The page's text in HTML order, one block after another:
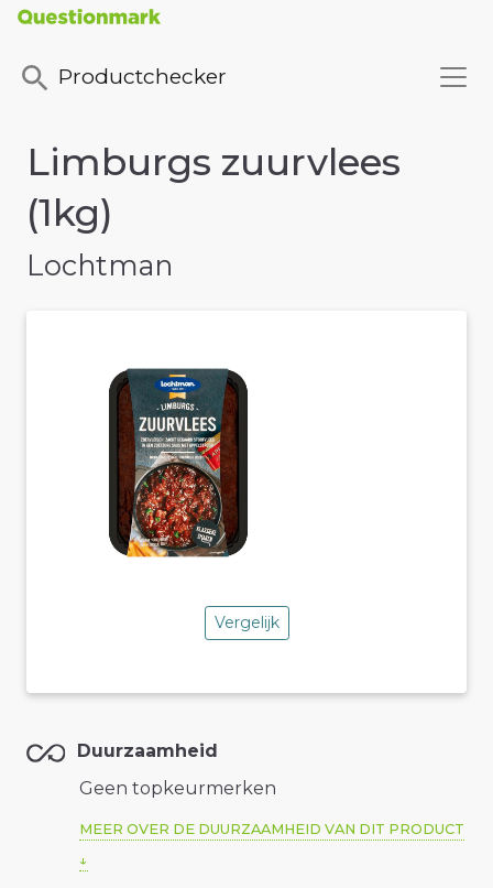
Productchecker
Limburgs zuurvlees
(1kg)
Lochtman
Vergelijk
Duurzaamheid
Geen topkeurmerken
MEER OVER DE DUURZAAMHEID VAN DIT PRODUCT